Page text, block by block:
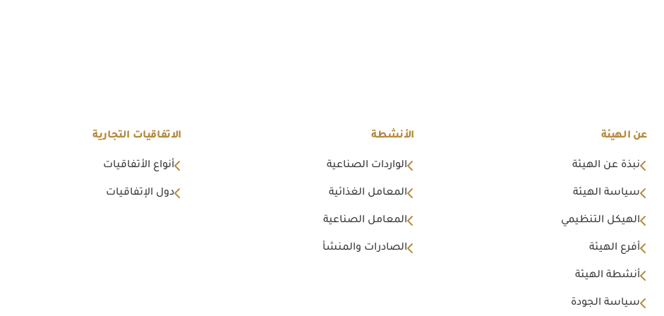
عن الهيئة
نبذة عن الهيئة
سياسة الهيئة
الهيكل التنظيمي
أفرع الهيئة
أنشطة الهيئة
سياسة الجودة
الأنشطة
الواردات الصناعية
المعامل الغذائية
المعامل الصناعية
الصادرات والمنشأ
الاتفاقيات التجارية
أنواع الأتفاقيات
دول الإتفاقيات